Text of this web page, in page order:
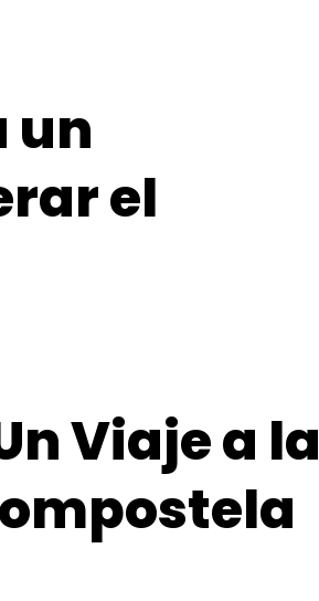
un
el
Viaje a la